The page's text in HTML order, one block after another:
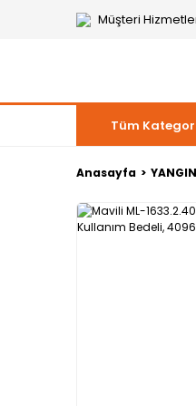
Müşteri
Tüm
Anasayfa